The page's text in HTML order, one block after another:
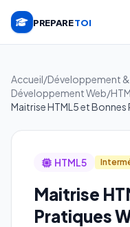
PREPARETOI
Accueil/Développement
Développement Web/
Maitrise HTML5 et Bonnes
HTML5
Maitrise
Pratiques